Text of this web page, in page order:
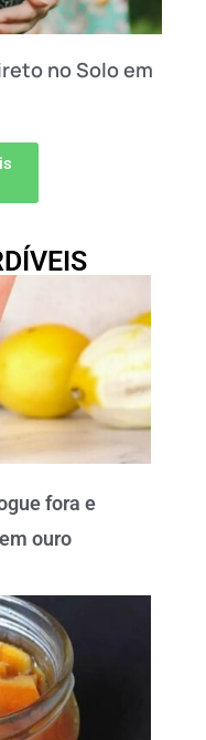
no Solo em
fora e
ouro